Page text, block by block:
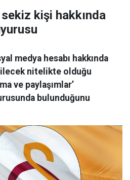
kişi hakkında
medya hesabı hakkında
nitelikte olduğu
ve paylaşımlar’
bulunduğunu